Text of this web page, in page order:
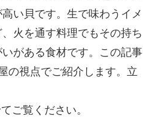
い貝です。生で味わうイメ
火を通す料理でもその持ち
がある食材です。この記事
の視点でご紹介します。立
ご覧ください。